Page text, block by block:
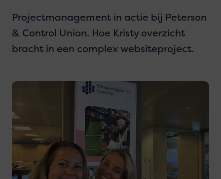
Projectmanagement in actie bij Peterson
& Control Union. Hoe Kristy overzicht
bracht in een complex websiteproject.
meer
over
Omgevingsdienst